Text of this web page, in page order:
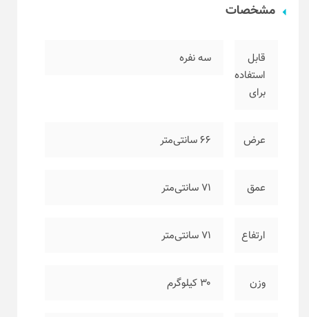
مشخصات
قابل
استفاده
برای
سه نفره
عرض ۶۶ سانتی‌متر
عمق ۷۱ سانتی‌متر
ارتفاع ۷۱ سانتی‌متر
وزن ۳۰ کیلوگرم